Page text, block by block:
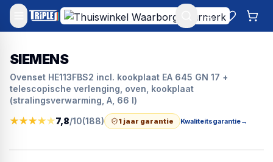
Mijn account
SIEMENS
Ovenset HE113FBS2 incl. kookplaat EA 645 GN 17 +
telescopische verlenging, oven, kookplaat
(stralingsverwarming, A, 66 l)
★★★★★7,8/10(188) 1 jaar garantie Kwaliteitsgarantie→